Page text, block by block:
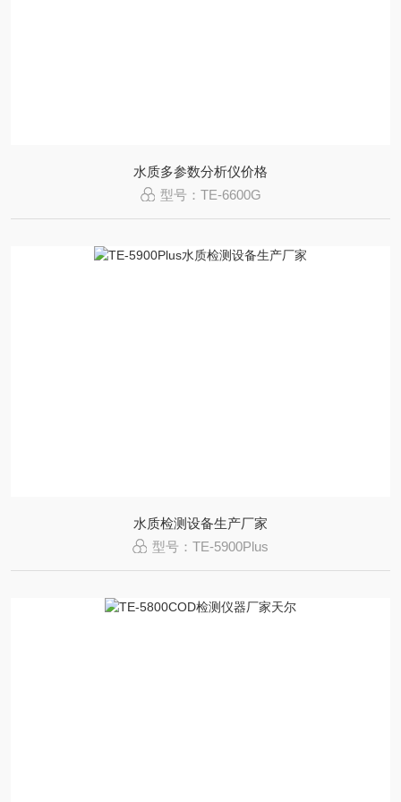
水质多参数分析仪价格
型号：TE-6600G
水质检测设备生产厂家
型号：TE-5900Plus